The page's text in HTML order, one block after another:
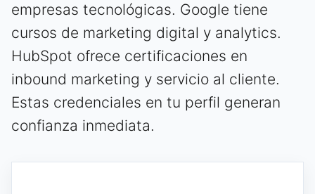
empresas tecnológicas. Google tiene
cursos de marketing digital y analytics.
HubSpot ofrece certificaciones en
inbound marketing y servicio al cliente.
Estas credenciales en tu perfil generan
confianza inmediata.